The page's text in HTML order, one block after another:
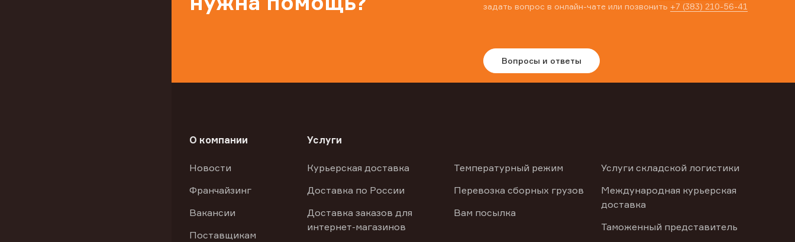
задать вопрос в онлайн-чате или позвонить +7 (383) 210-56-41
Вопросы и ответы
О компании
Новости
Франчайзинг
Вакансии
Поставщикам
Услуги
Курьерская доставка
Доставка по России
Доставка заказов для
интернет-магазинов
Температурный режим
Перевозка сборных грузов
Вам посылка
Услуги складской логистики
Международная курьерская
доставка
Таможенный представитель